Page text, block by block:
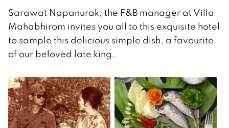
Sarawat Napanurak, the F&B manager at Villa
Mahabhirom invites you all to this exquisite hotel
to sample this delicious simple dish, a favourite
of our beloved late king.